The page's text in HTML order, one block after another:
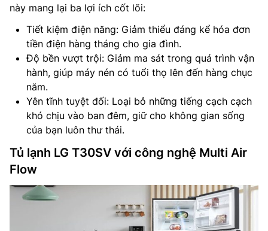
này mang lại ba lợi ích cốt lõi:
Tiết kiệm điện năng: Giảm thiểu đáng kể hóa đơn
tiền điện hàng tháng cho gia đình.
Độ bền vượt trội: Giảm ma sát trong quá trình vận
hành, giúp máy nén có tuổi thọ lên đến hàng chục
năm.
Yên tĩnh tuyệt đối: Loại bỏ những tiếng cạch cạch
khó chịu vào ban đêm, giữ cho không gian sống
của bạn luôn thư thái.
Tủ lạnh LG T30SV với công nghệ Multi Air
Flow